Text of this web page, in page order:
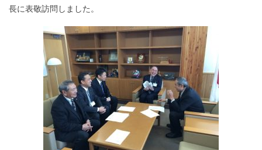
長に表敬訪問しました。